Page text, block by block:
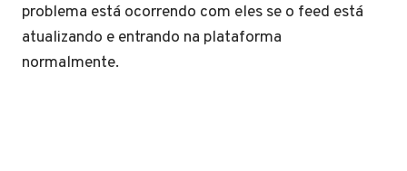
problema está ocorrendo com eles se o feed está
atualizando e entrando na plataforma
normalmente.